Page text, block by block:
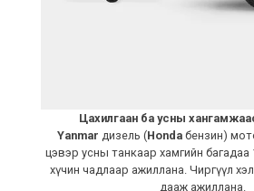
Цахилгаан ба усны
Yanmar дизель (Hondaбензин)
цэвэр усны танкаар хамгийн багадаа
хүчин чадлаар ажиллана. Чиргүүл
дааж ажиллана.